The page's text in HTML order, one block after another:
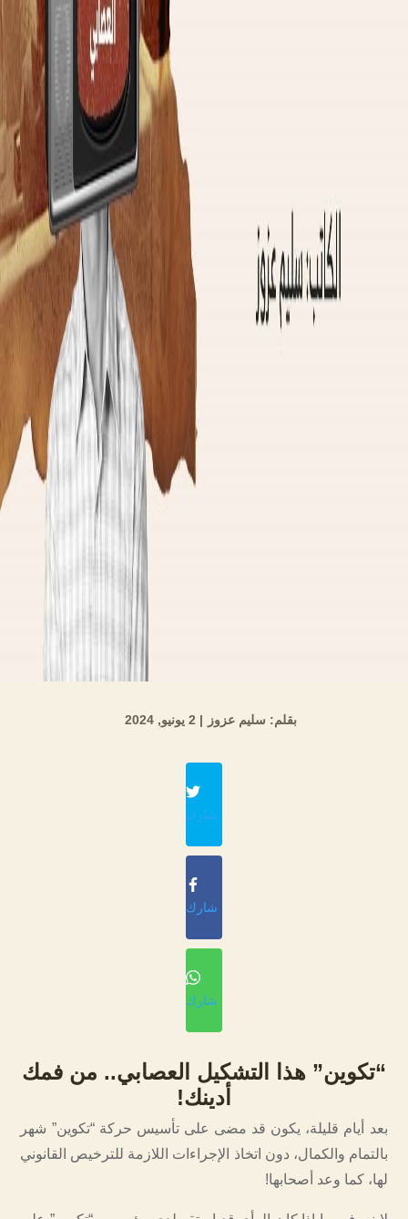
بقلم: سليم عزوز | 2 يونيو, 2024
شارك
شارك
شارك
“تكوين” هذا التشكيل العصابي.. من فمك
أدينك!
بعد أيام قليلة، يكون قد مضى على تأسيس حركة “تكوين” شهر
بالتمام والكمال، دون اتخاذ الإجراءات اللازمة للترخيص القانوني
لها، كما وعد أصحابها!